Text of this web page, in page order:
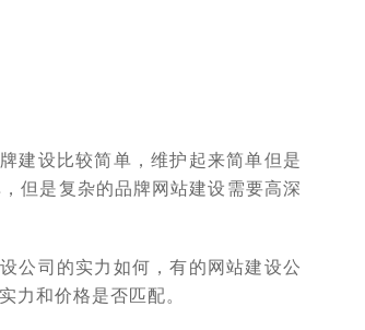
建设比较简单，维护起来简单但是
但是复杂的品牌网站建设需要高深
公司的实力如何，有的网站建设公
和价格是否匹配。